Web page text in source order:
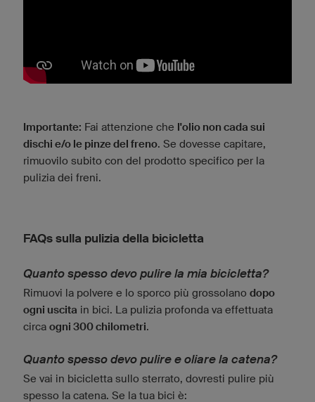
Importante: Fai attenzione che l'olio non cada sui
dischi e/o le pinze del freno. Se dovesse capitare,
rimuovilo subito con del prodotto specifico per la
pulizia dei freni.
FAQs sulla pulizia della bicicletta
Quanto spesso devo pulire la mia bicicletta?
Rimuovi la polvere e lo sporco più grossolano dopo
ogni uscita in bici. La pulizia profonda va effettuata
circa ogni 300 chilometri.
Quanto spesso devo pulire e oliare la catena?
Se vai in bicicletta sullo sterrato, dovresti pulire più
spesso la catena. Se la tua bici è: